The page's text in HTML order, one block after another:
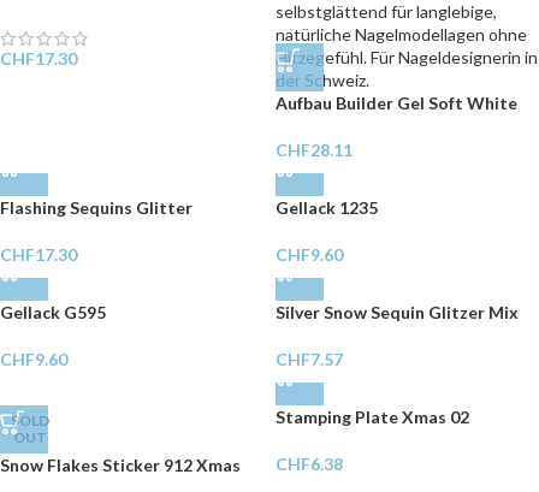
CHF17.30
Aufbau Builder Gel Soft White
CHF28.11
Flashing Sequins Glitter
CHF17.30
Gellack 1235
CHF9.60
Gellack G595
CHF9.60
Silver Snow Sequin Glitzer Mix
CHF7.57
SOLD
OUT
Snow Flakes Sticker 912 Xmas
Stamping Plate Xmas 02
CHF6.38